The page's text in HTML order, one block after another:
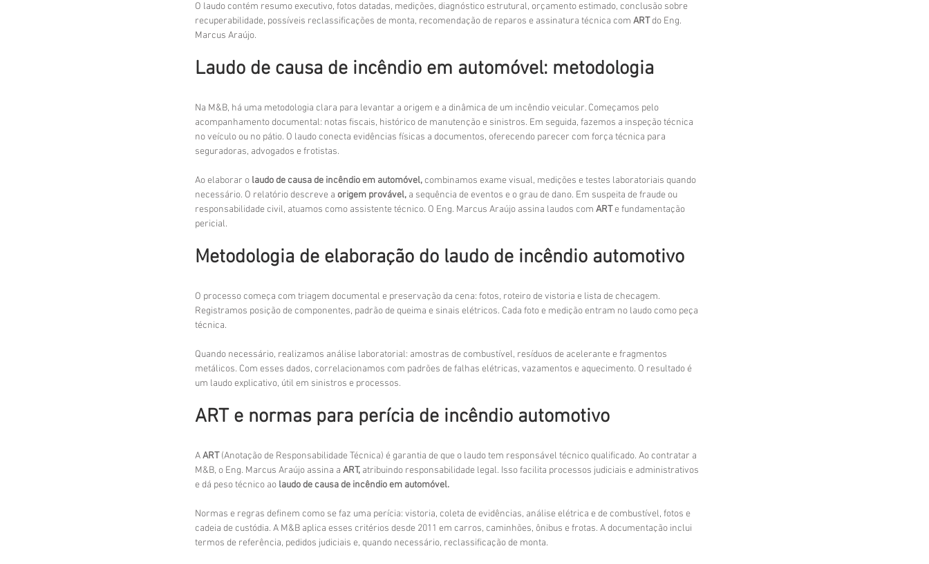
O laudo contém resumo executivo, fotos datadas, medições, diagnóstico estrutural, orçamento estimado, conclusão sobre
recuperabilidade, possíveis reclassificações de monta, recomendação de reparos e assinatura técnica com ART do Eng.
Marcus Araújo.
Laudo de causa de incêndio em automóvel: metodologia
Na M&B, há uma metodologia clara para levantar a origem e a dinâmica de um incêndio veicular. Começamos pelo
acompanhamento documental: notas fiscais, histórico de manutenção e sinistros. Em seguida, fazemos a inspeção técnica
no veículo ou no pátio. O laudo conecta evidências físicas a documentos, oferecendo parecer com força técnica para
seguradoras, advogados e frotistas.
Ao elaborar o laudo de causa de incêndio em automóvel, combinamos exame visual, medições e testes laboratoriais quando
necessário. O relatório descreve a origem provável, a sequência de eventos e o grau de dano. Em suspeita de fraude ou
responsabilidade civil, atuamos como assistente técnico. O Eng. Marcus Araújo assina laudos com ART e fundamentação
pericial.
Metodologia de elaboração do laudo de incêndio automotivo
O processo começa com triagem documental e preservação da cena: fotos, roteiro de vistoria e lista de checagem.
Registramos posição de componentes, padrão de queima e sinais elétricos. Cada foto e medição entram no laudo como peça
técnica.
Quando necessário, realizamos análise laboratorial: amostras de combustível, resíduos de acelerante e fragmentos
metálicos. Com esses dados, correlacionamos com padrões de falhas elétricas, vazamentos e aquecimento. O resultado é
um laudo explicativo, útil em sinistros e processos.
ART e normas para perícia de incêndio automotivo
A ART (Anotação de Responsabilidade Técnica) é garantia de que o laudo tem responsável técnico qualificado. Ao contratar a
M&B, o Eng. Marcus Araújo assina a ART, atribuindo responsabilidade legal. Isso facilita processos judiciais e administrativos
e dá peso técnico ao laudo de causa de incêndio em automóvel.
Normas e regras definem como se faz uma perícia: vistoria, coleta de evidências, análise elétrica e de combustível, fotos e
cadeia de custódia. A M&B aplica esses critérios desde 2011 em carros, caminhões, ônibus e frotas. A documentação inclui
termos de referência, pedidos judiciais e, quando necessário, reclassificação de monta.